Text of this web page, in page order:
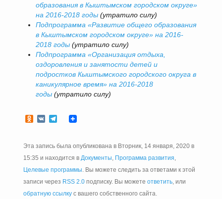
образования в Кыштымском городском округе»
на 2016-2018 годы(утратило силу)
Подпрограмма «Развитие общего образования
в Кыштымском городском округе» на 2016-
2018 годы(утратило силу)
Подпрограмма «Организация отдыха,
оздоровления и занятости детей и
подростков Кыштымского городского округа в
каникулярное время» на 2016-2018
годы(утратило силу)
Odnoklassniki
VKTelegram
Эта запись была опубликована в Вторник, 14 января, 2020 в
15:35 и находится в Документы, Программа развития,
Целевые программы. Вы можете следить за ответами к этой
записи через RSS 2.0подписку. Вы можете ответить, или
обратную ссылкус вашего собственного сайта.